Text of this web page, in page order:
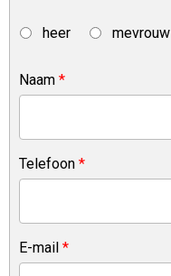
heer mevrouw
Naam *
Telefoon *
E-mail *